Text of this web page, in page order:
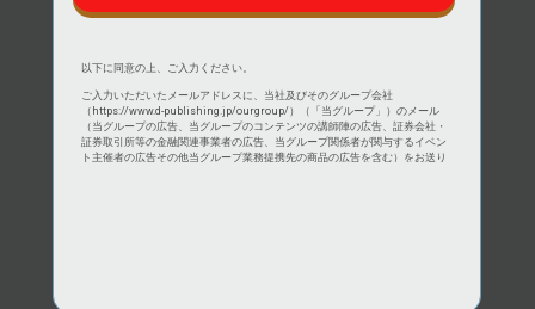
入
以下に同意の上、ご入力ください。
ご入力いただいたメールアドレスに、当社及びそのグループ会社
（ https://www.d-publishing.jp/ourgroup/）（「当グループ」）のメール
（当グループの広告、当グループのコンテンツの講師陣の広告、証券会社・
証券取引所等の金融関連事業者の広告、当グループ関係者が関与するイベン
ト主催者の広告その他当グループ業務提携先の商品の広告を含む）をお送り